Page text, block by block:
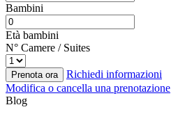
Bambini
Età bambini
N° Camere / Suites
Prenota ora
Richiedi informazioni
Modifica o cancella una prenotazione
Blog